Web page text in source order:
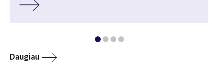
Daugiau